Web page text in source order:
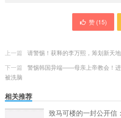
赞 (15)
上一篇
请警惕！获释的李万熙，筹划新天
下一篇
警惕韩国异端——母亲上帝教会！
被洗脑
相关推荐
致马可楼的一封公开信